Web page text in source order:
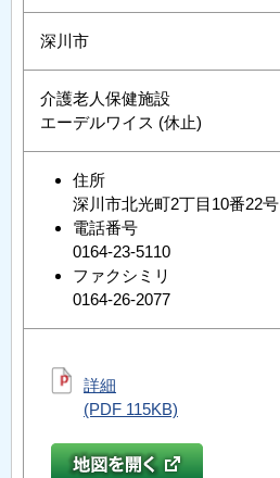
深川市
介護老人保健施設
エーデルワイス (休止)
住所
深川市北光町2丁目10番22号
電話番号
0164-23-5110
ファクシミリ
0164-26-2077
詳細
(PDF 115KB)